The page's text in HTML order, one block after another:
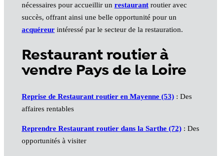
nécessaires pour accueillir un restaurantroutier avec
succès, offrant ainsi une belle opportunité pour un
acquéreurintéressé par le secteur de la restauration.
Restaurant routier à
vendre Pays de la Loire
Reprise de Restaurant routier en Mayenne (53): Des
affaires rentables
Reprendre Restaurant routier dans la Sarthe (72): Des
opportunités à visiter